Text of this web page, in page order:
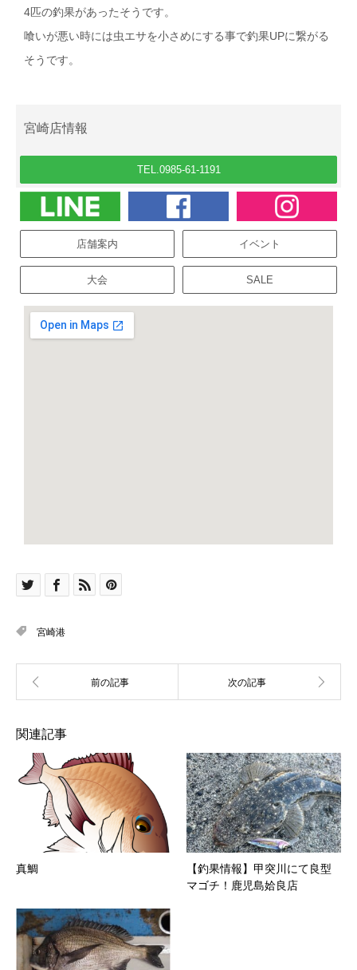
4匹の釣果があったそうです。
喰いが悪い時には虫エサを小さめにする事で釣果UPに繋がる
そうです。
宮崎店情報
TEL.0985-61-1191
店舗案内 イベント
大会 SALE
宮崎港
関連記事
真鯛
【釣果情報】甲突川にて良型
マゴチ！鹿児島姶良店